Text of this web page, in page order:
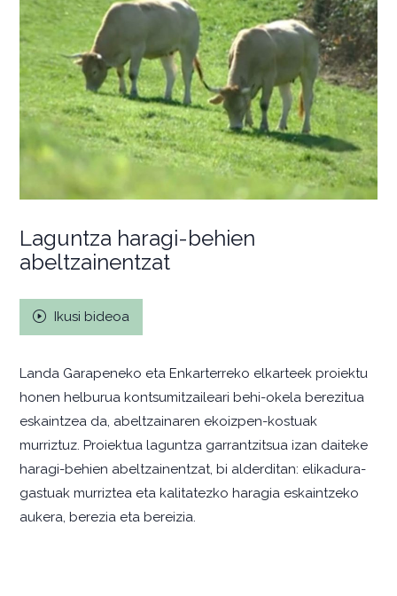
Laguntza haragi-behien
abeltzainentzat
Ikusi bideoa
Landa Garapeneko eta Enkarterreko elkarteek proiektu
honen helburua kontsumitzaileari behi-okela berezitua
eskaintzea da, abeltzainaren ekoizpen-kostuak
murriztuz. Proiektua laguntza garrantzitsua izan daiteke
haragi-behien abeltzainentzat, bi alderditan: elikadura-
gastuak murriztea eta kalitatezko haragia eskaintzeko
aukera, berezia eta bereizia.